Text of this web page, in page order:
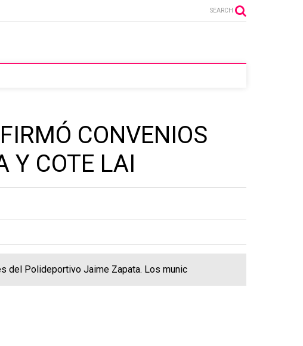
SEARCH
CONVENIOS
Y COTE LAI
del Polideportivo Jaime Zapata. Los munic